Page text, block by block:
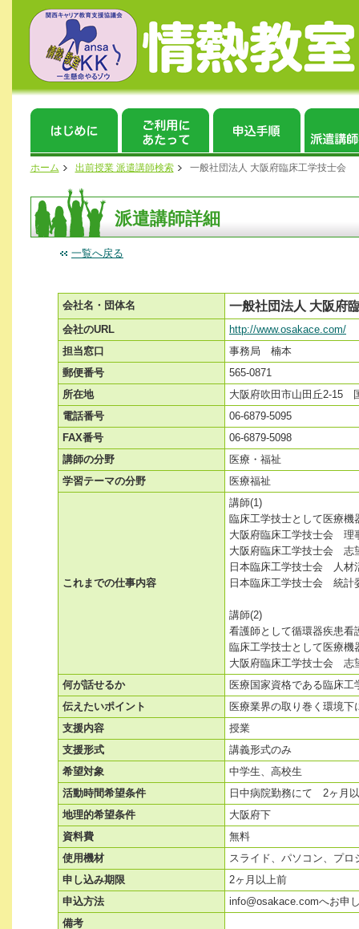
ホーム 出前授業 派遣講師検索 一般社団法人 大阪府臨床工学技士会
派遣講師詳細
一覧へ戻る
会社名・団体名 一般社団法人 大阪府
会社のURL
http://www.osakace.com/
担当窓口
事務局 楠本
郵便番号
565-0871
所在地
大阪府吹田市山田丘2-15
電話番号
06-6879-5095
FAX番号
06-6879-5098
講師の分野
医療・福祉
学習テーマの分野
医療福祉
これまでの仕事内容
講師(1)
臨床工学技士として医療機
大阪府臨床工学技士会 理
大阪府臨床工学技士会 志
日本臨床工学技士会 人材
日本臨床工学技士
講師(2)
看護師として循環器疾患看
臨床工学技士として医療機
大阪府臨床工学技士会
何が話せるか
医療国家資格である臨床
伝えたいポイント
医療業界の取り巻く環境
支援内容
授業
支援形式
講義形式のみ
希望対象
中学生、高校生
活動時間希望条件
日中病院勤務にて 2ヶ月
地理的希望条件
大阪府下
資料費
無料
使用機材
スライド、パソコン、プロ
申し込み期限
2ヶ月以上前
申込方法
info@osakace.comへお申
備考